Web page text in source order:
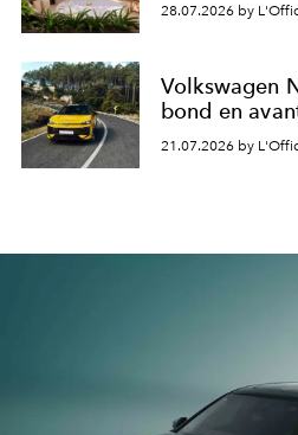
28.07.2026 by
Volkswagen
bond en
21.07.2026 by